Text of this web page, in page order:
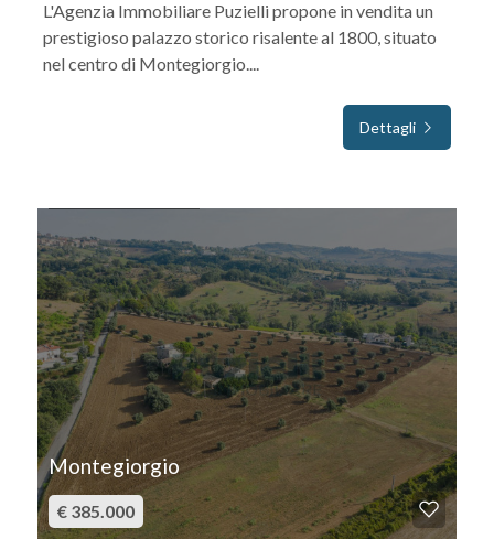
L'Agenzia Immobiliare Puzielli propone in vendita un
prestigioso palazzo storico risalente al 1800, situato
nel centro di Montegiorgio....
Dettagli
Montegiorgio
€ 385.000